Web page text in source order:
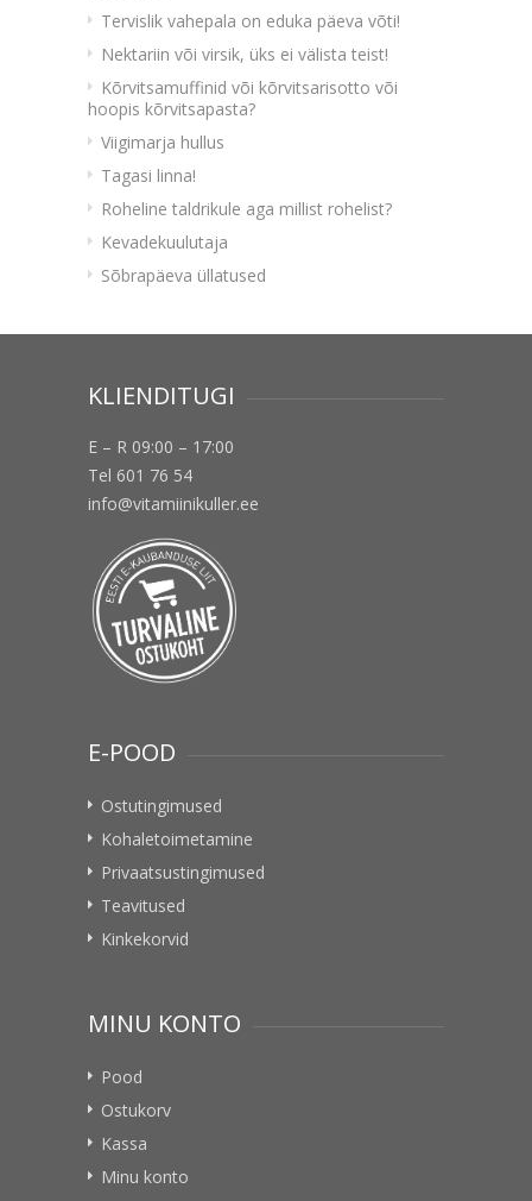
Tervislik vahepala on eduka päeva võti!
Nektariin või virsik, üks ei välista teist!
Kõrvitsamuffinid või kõrvitsarisotto või
hoopis kõrvitsapasta?
Viigimarja hullus
Tagasi linna!
Roheline taldrikule aga millist rohelist?
Kevadekuulutaja
Sõbrapäeva üllatused
KLIENDITUGI
E – R 09:00 – 17:00
Tel 601 76 54
info@vitamiinikuller.ee
E-POOD
Ostutingimused
Kohaletoimetamine
Privaatsustingimused
Teavitused
Kinkekorvid
MINU KONTO
Pood
Ostukorv
Kassa
Minu konto